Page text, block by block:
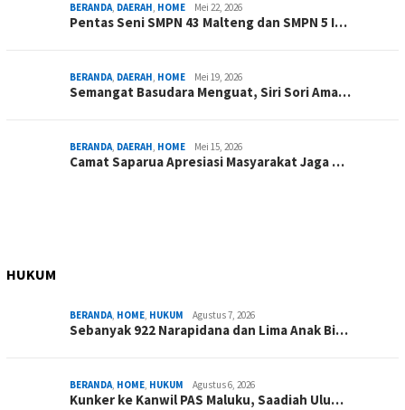
BERANDA, DAERAH, HOME Mei 22, 2026
Pentas Seni SMPN 43 Malteng dan SMPN 5 I…
BERANDA, DAERAH, HOME Mei 19, 2026
Semangat Basudara Menguat, Siri Sori Ama…
BERANDA, DAERAH, HOME Mei 15, 2026
Camat Saparua Apresiasi Masyarakat Jaga …
HUKUM
BERANDA, HOME, HUKUM Agustus 7, 2026
Sebanyak 922 Narapidana dan Lima Anak Bi…
BERANDA, HOME, HUKUM Agustus 6, 2026
Kunker ke Kanwil PAS Maluku, Saadiah Ulu…